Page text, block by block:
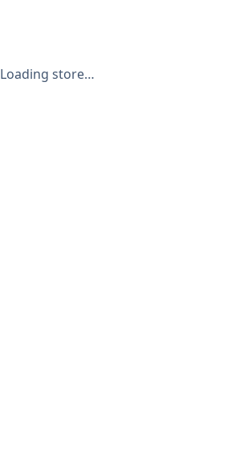
Loading store…